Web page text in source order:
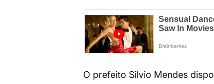
O prefeito Silvio Mendes